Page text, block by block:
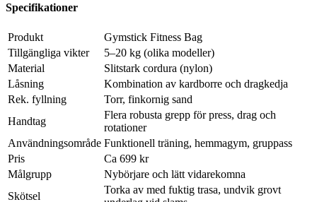
Specifikationer
Produkt
Gymstick Fitness Bag
Tillgängliga vikter
5–20 kg (olika modeller)
Material
Slitstark cordura (nylon)
Låsning
Kombination av kardborre och dragkedja
Rek. fyllning
Torr, finkornig sand
Handtag
Flera robusta grepp för press, drag och
rotationer
Användningsområde Funktionell träning, hemmagym, gruppass
Pris
Ca 699 kr
Målgrupp
Nybörjare och lätt vidarekomna
Skötsel
Torka av med fuktig trasa, undvik grovt